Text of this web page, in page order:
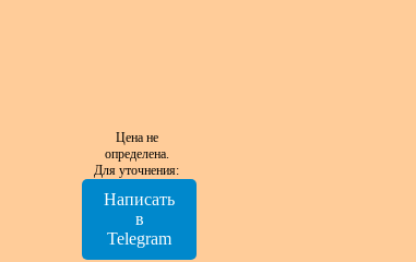
Цена не
определена.
Для уточнения:
Написать
в
Telegram